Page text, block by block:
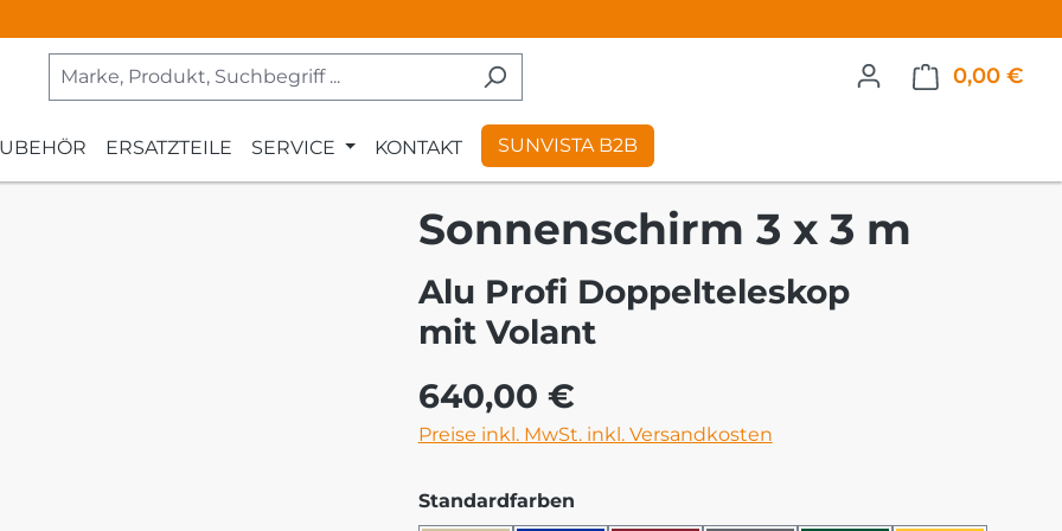
0,00 €
ERSATZTEILE SERVICE KONTAKT SUNVISTA B2B
Sonnenschirm 3 x 3 m
Alu Profi Doppelteleskop
mit Volant
Regulärer Preis:
640,00 €
Preise inkl. MwSt. inkl. Versandkosten
Standardfarbenauswählen